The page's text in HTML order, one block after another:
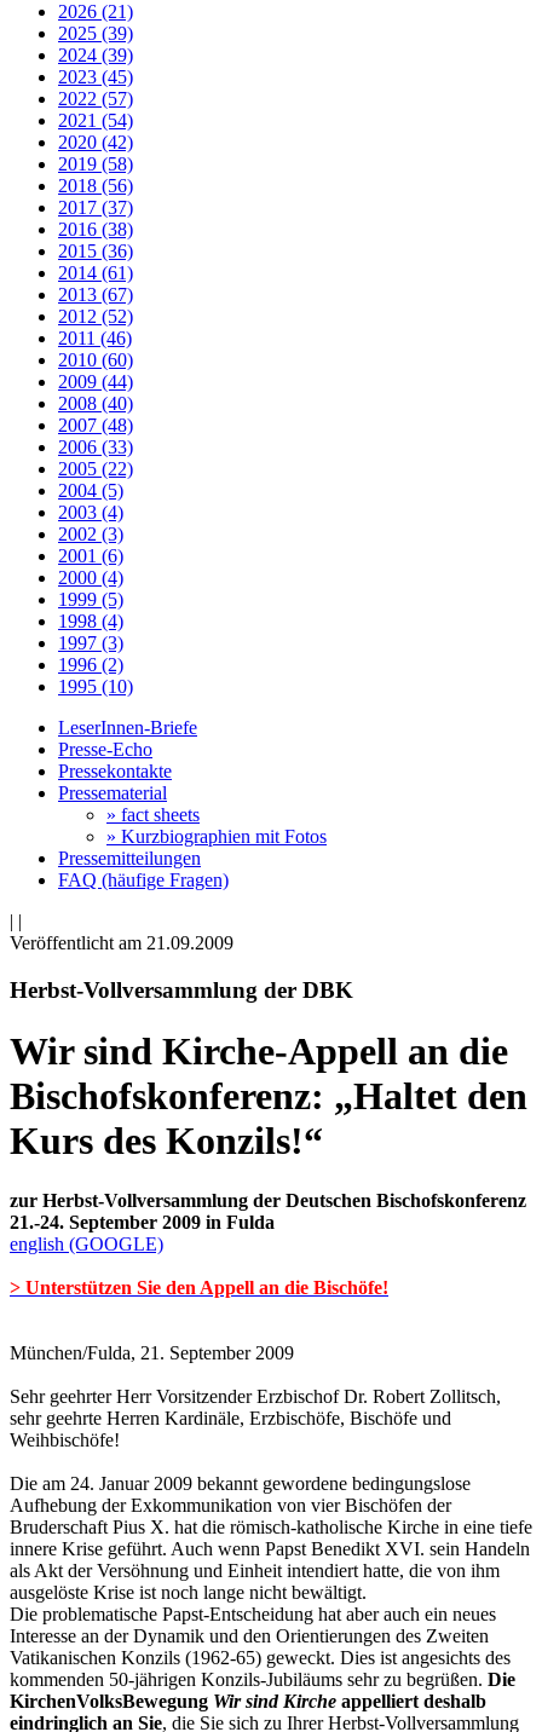
2026 (21)
2025 (39)
2024 (39)
2023 (45)
2022 (57)
2021 (54)
2020 (42)
2019 (58)
2018 (56)
2017 (37)
2016 (38)
2015 (36)
2014 (61)
2013 (67)
2012 (52)
2011 (46)
2010 (60)
2009 (44)
2008 (40)
2007 (48)
2006 (33)
2005 (22)
2004 (5)
2003 (4)
2002 (3)
2001 (6)
2000 (4)
1999 (5)
1998 (4)
1997 (3)
1996 (2)
1995 (10)
LeserInnen-Briefe
Presse-Echo
Pressekontakte
Pressematerial
» fact sheets
» Kurzbiographien mit Fotos
Pressemitteilungen
FAQ (häufige Fragen)
| |
Veröffentlicht am 21­.09.2009
Herbst-Vollversammlung der DBK
Wir sind Kirche-Appell an die
Bischofskonferenz: „Haltet den
Kurs des Konzils!“
zur Herbst-Vollversammlung der Deutschen Bischofskonferenz
21.-24. September 2009 in Fulda
english (GOOGLE)
> Unterstützen Sie den Appell an die Bischöfe!
München/Fulda, 21. September 2009
Sehr geehrter Herr Vorsitzender Erzbischof Dr. Robert Zollitsch,
sehr geehrte Herren Kardinäle, Erzbischöfe, Bischöfe und
Weihbischöfe!
Die am 24. Januar 2009 bekannt gewordene bedingungslose
Aufhebung der Exkommunikation von vier Bischöfen der
Bruderschaft Pius X. hat die römisch-katholische Kirche in eine tiefe
innere Krise geführt. Auch wenn Papst Benedikt XVI. sein Handeln
als Akt der Versöhnung und Einheit intendiert hatte, die von ihm
ausgelöste Krise ist noch lange nicht bewältigt.
Die problematische Papst-Entscheidung hat aber auch ein neues
Interesse an der Dynamik und den Orientierungen des Zweiten
Vatikanischen Konzils (1962-65) geweckt. Dies ist angesichts des
kommenden 50-jährigen Konzils-Jubiläums sehr zu begrüßen. Die
KirchenVolksBewegung Wir sind Kirche appelliert deshalb
eindringlich an Sie, die Sie sich zu Ihrer Herbst-Vollversammlung